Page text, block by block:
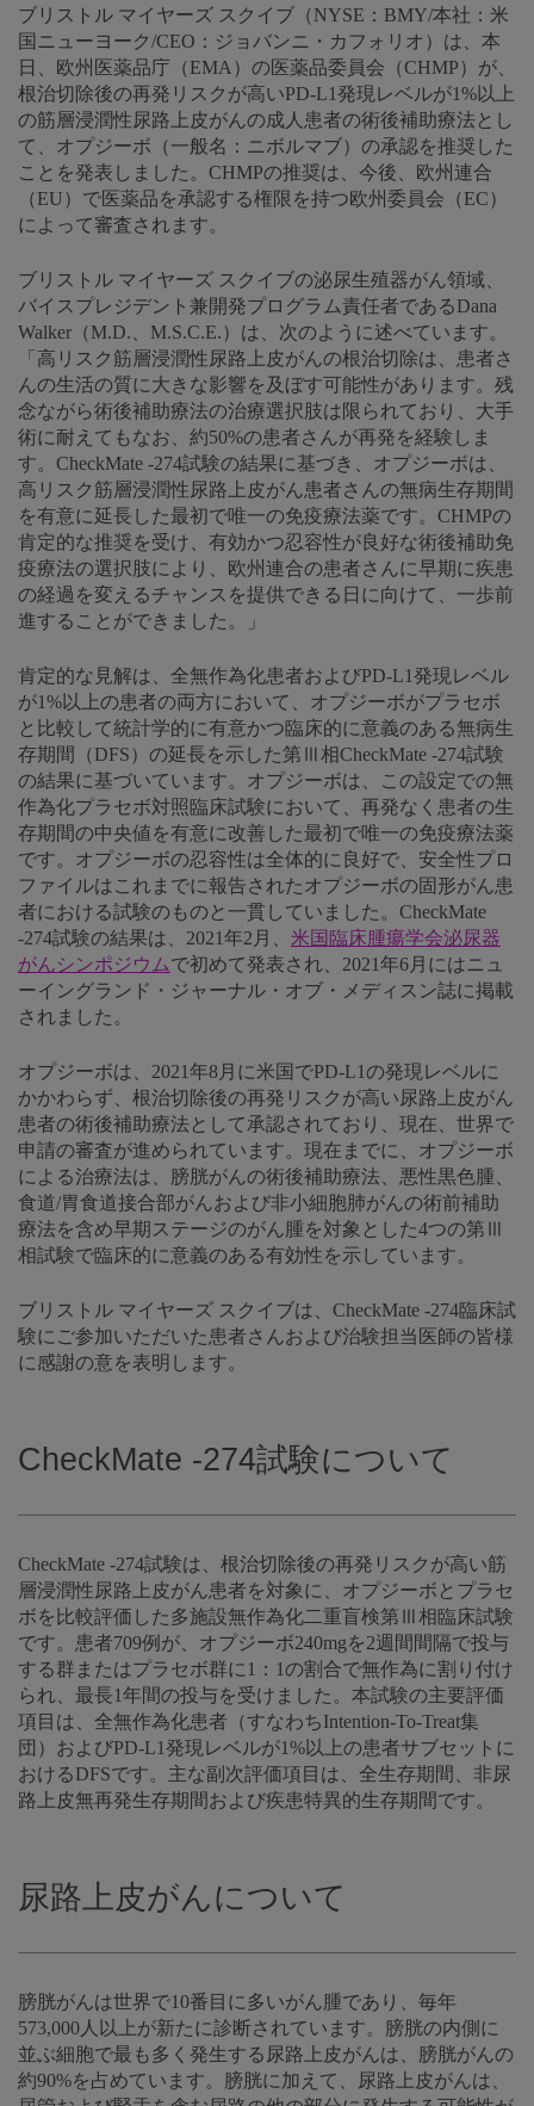
ブリストル マイヤーズ スクイブ（NYSE：BMY/本社：米
国ニューヨーク/CEO：ジョバンニ・カフォリオ）は、本
日、欧州医薬品庁（EMA）の医薬品委員会（CHMP）が、
根治切除後の再発リスクが高いPD-L1発現レベルが1%以上
の筋層浸潤性尿路上皮がんの成人患者の術後補助療法とし
て、オプジーボ（一般名：ニボルマブ）の承認を推奨した
ことを発表しました。CHMPの推奨は、今後、欧州連合
（EU）で医薬品を承認する権限を持つ欧州委員会（EC）
によって審査されます。
ブリストル マイヤーズ スクイブの泌尿生殖器がん領域、
バイスプレジデント兼開発プログラム責任者であるDana
Walker（M.D.、M.S.C.E.）は、次のように述べています。
「高リスク筋層浸潤性尿路上皮がんの根治切除は、患者さ
んの生活の質に大きな影響を及ぼす可能性があります。残
念ながら術後補助療法の治療選択肢は限られており、大手
術に耐えてもなお、約50%の患者さんが再発を経験しま
す。CheckMate -274試験の結果に基づき、オプジーボは、
高リスク筋層浸潤性尿路上皮がん患者さんの無病生存期間
を有意に延長した最初で唯一の免疫療法薬です。CHMPの
肯定的な推奨を受け、有効かつ忍容性が良好な術後補助免
疫療法の選択肢により、欧州連合の患者さんに早期に疾患
の経過を変えるチャンスを提供できる日に向けて、一歩前
進することができました。」
肯定的な見解は、全無作為化患者およびPD-L1発現レベル
が1%以上の患者の両方において、オプジーボがプラセボ
と比較して統計学的に有意かつ臨床的に意義のある無病生
存期間（DFS）の延長を示した第Ⅲ相CheckMate -274試験
の結果に基づいています。オプジーボは、この設定での無
作為化プラセボ対照臨床試験において、再発なく患者の生
存期間の中央値を有意に改善した最初で唯一の免疫療法薬
です。オプジーボの忍容性は全体的に良好で、安全性プロ
ファイルはこれまでに報告されたオプジーボの固形がん患
者における試験のものと一貫していました。CheckMate
-274試験の結果は、2021年2月、 米国臨床腫瘍学会泌尿器
がんシンポジウムで初めて発表され、2021年6月にはニュ
ーイングランド・ジャーナル・オブ・メディスン誌に掲載
されました。
オプジーボは、2021年8月に米国でPD-L1の発現レベルに
かかわらず、根治切除後の再発リスクが高い尿路上皮がん
患者の術後補助療法として承認されており、現在、世界で
申請の審査が進められています。現在までに、オプジーボ
による治療法は、膀胱がんの術後補助療法、悪性黒色腫、
食道/胃食道接合部がんおよび非小細胞肺がんの術前補助
療法を含め早期ステージのがん腫を対象とした4つの第Ⅲ
相試験で臨床的に意義のある有効性を示しています。
ブリストル マイヤーズ スクイブは、CheckMate -274臨床試
験にご参加いただいた患者さんおよび治験担当医師の皆様
に感謝の意を表明します。
CheckMate -274試験について
CheckMate -274試験は、根治切除後の再発リスクが高い筋
層浸潤性尿路上皮がん患者を対象に、オプジーボとプラセ
ボを比較評価した多施設無作為化二重盲検第Ⅲ相臨床試験
です。患者709例が、オプジーボ240mgを2週間間隔で投与
する群またはプラセボ群に1：1の割合で無作為に割り付け
られ、最長1年間の投与を受けました。本試験の主要評価
項目は、全無作為化患者（すなわちIntention-To-Treat集
団）およびPD-L1発現レベルが1%以上の患者サブセットに
おけるDFSです。主な副次評価項目は、全生存期間、非尿
路上皮無再発生存期間および疾患特異的生存期間です。
尿路上皮がんについて
膀胱がんは世界で10番目に多いがん腫であり、毎年
573,000人以上が新たに診断されています。膀胱の内側に
並ぶ細胞で最も多く発生する尿路上皮がんは、膀胱がんの
約90%を占めています。膀胱に加えて、尿路上皮がんは、